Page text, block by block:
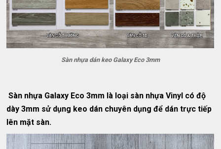
Sàn nhựa dán keo Galaxy Eco 3mm
Sàn nhựa Galaxy Eco 3mm là loại sàn nhựa Vinyl có độ
dày 3mm sử dụng keo dán chuyên dụng để dán trực tiếp
lên mặt sàn.